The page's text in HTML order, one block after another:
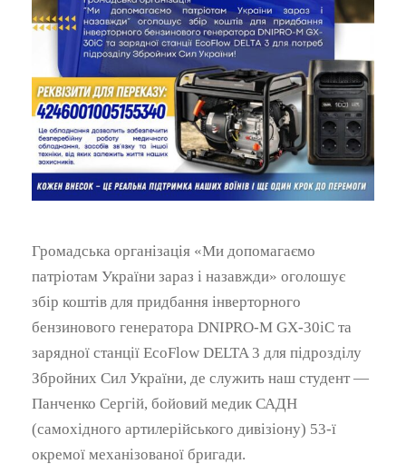
Громадська організація «Ми допомагаємо
патріотам України зараз і назавжди» оголошує
збір коштів для придбання інверторного
бензинового генератора DNIPRO-M GX-30iC та
зарядної станції EcoFlow DELTA 3 для підрозділу
Збройних Сил України, де служить наш студент —
Панченко Сергій, бойовий медик САДН
(самохідного артилерійського дивізіону) 53-ї
окремої механізованої бригади.